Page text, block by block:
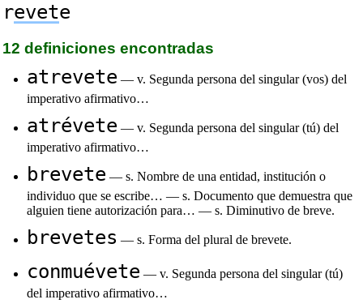
revete
12 definiciones encontradas
atrevete — v. Segunda persona del singular (vos) del
imperativo afirmativo…
atrévete — v. Segunda persona del singular (tú) del
imperativo afirmativo…
brevete — s. Nombre de una entidad, institución o
individuo que se escribe… — s. Documento que demuestra que
alguien tiene autorización para… — s. Diminutivo de breve.
brevetes — s. Forma del plural de brevete.
conmuévete — v. Segunda persona del singular (tú)
del imperativo afirmativo…